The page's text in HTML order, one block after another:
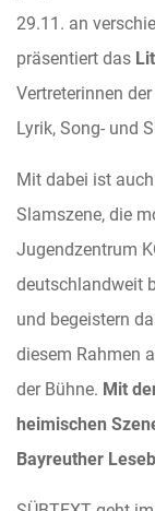
29.11. an
präsentiert das
Vertreterinnen
Lyrik, Song- und
Mit dabei ist
Slamszene, die
Jugendzentrum
deutschlandweit
und begeistern
diesem Rahmen
der Bühne. Mit
heimischen
Bayreuther